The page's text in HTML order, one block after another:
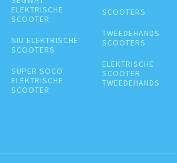
ELEKTRISCHE
SCOOTER
NIU ELEKTRISCHE
SCOOTERS
SUPER SOCO
ELEKTRISCHE
SCOOTER
SCOOTERS
TWEEDEHANDS
SCOOTERS
ELEKTRISCHE
SCOOTER
TWEEDEHANDS